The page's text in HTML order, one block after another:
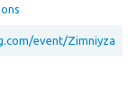
event/Zimniyza